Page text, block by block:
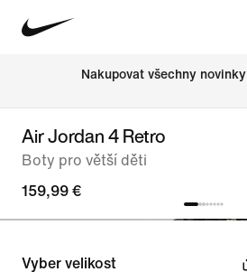
Nakupovat všechny novinky
Air Jordan 4 Retro
Boty pro větší děti
159,99 €
Vyber velikost